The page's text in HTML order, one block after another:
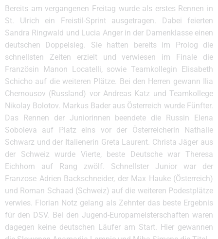
Bereits am vergangenen Freitag wurde als erstes Rennen in
St. Ulrich ein Freistil-Sprint ausgetragen. Dabei feierten
Sandra Ringwald und Lucia Anger in der Damenklasse einen
deutschen Doppelsieg. Sie hatten bereits im Prolog die
schnellsten Zeiten erzielt und verwiesen im Finale die
Französin Manon Locatelli, sowie Teamkollegin Elisabeth
Schicho auf die weiteren Plätze. Bei den Herren gewann Ilia
Chernousov (Russland) vor Andreas Katz und Teamkollege
Nikolay Bolotov. Markus Bader aus Österreich wurde Fünfter.
Das Rennen der Juniorinnen beendete die Russin Elena
Soboleva auf Platz eins vor der Österreicherin Nathalie
Schwarz und der Italienerin Greta Laurent. Christa Jäger aus
der Schweiz wurde Vierte, beste Deutsche war Theresa
Eichhorn auf Rang zwölf. Schnellster Junior war der
Franzose Adrien Backschneider, der Max Hauke (Österreich)
und Roman Schaad (Schweiz) auf die weiteren Podestplätze
verwies. Florian Notz gelang als Zehnter das beste Ergebnis
für den DSV. Bei den Jugend-Europameisterschaften waren
dagegen keine deutschen Läufer am Start. Hier gewannen